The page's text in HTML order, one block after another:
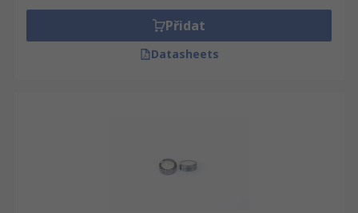
Přidat
Datasheets